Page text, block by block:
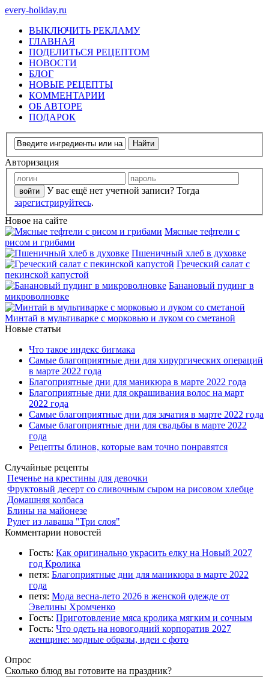
every-holiday.ru
ВЫКЛЮЧИТЬ РЕКЛАМУ
ГЛАВНАЯ
ПОДЕЛИТЬСЯ РЕЦЕПТОМ
НОВОСТИ
БЛОГ
НОВЫЕ РЕЦЕПТЫ
КОММЕНТАРИИ
ОБ АВТОРЕ
ПОДАРОК
Авторизация
У вас ещё нет учетной записи? Тогда
зарегистрируйтесь.
Новое на сайте
Мясные тефтели с
рисом и грибами
Пшеничный хлеб в духовке
Греческий салат с
пекинской капустой
Банановый пудинг в
микроволновке
Минтай в мультиварке с морковью и луком со сметаной
Новые статьи
Что такое индекс бигмака
Самые благоприятные дни для хирургических операций
в марте 2022 года
Благоприятные дни для маникюра в марте 2022 года
Благоприятные дни для окрашивания волос на март
2022 года
Самые благоприятные дни для зачатия в марте 2022 года
Самые благоприятные дни для свадьбы в марте 2022
года
Рецепты блинов, которые вам точно понравятся
Случайные рецепты
Печенье на крестины для девочки
Фруктовый десерт со сливочным сыром на рисовом хлебце
Домашняя колбаса
Блины на майонезе
Рулет из лаваша "Три слоя"
Комментарии новостей
Гость: Как оригинально украсить елку на Новый 2027
год Кролика
петя: Благоприятные дни для маникюра в марте 2022
года
петя: Мода весна-лето 2026 в женской одежде от
Эвелины Хромченко
Гость: Приготовление мяса кролика мягким и сочным
Гость: Что одеть на новогодний корпоратив 2027
женщине: модные образы, идеи с фото
Опрос
Сколько блюд вы готовите на праздник?